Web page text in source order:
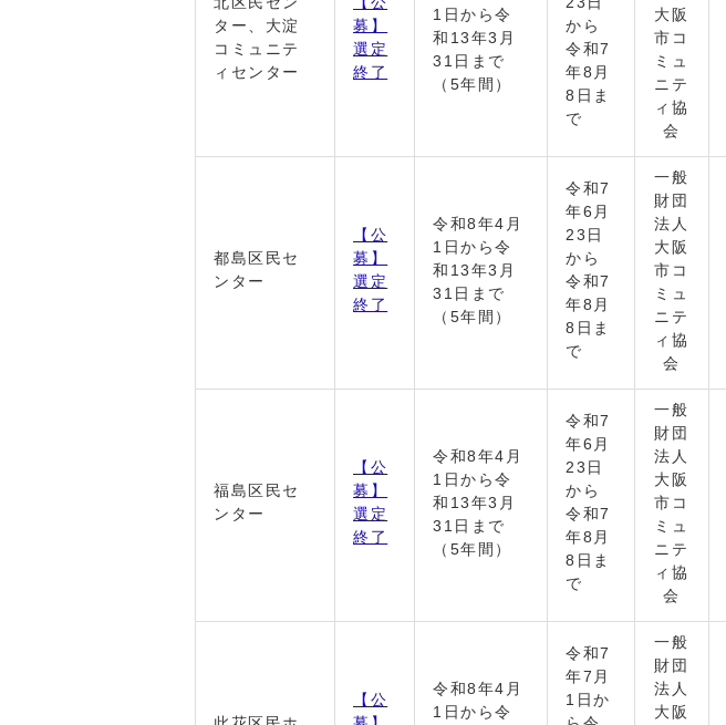
ター、大淀
コミュニテ
ィセンター
募】
選定
終了
1日から令
和13年3月
31日まで
（5年間）
から
令和7
年8月
8日ま
で
大阪
市コ
ミュ
ニテ
ィ協
会
都島区民セ
ンター
【公
募】
選定
終了
令和8年4月
1日から令
和13年3月
31日まで
（5年間）
令和7
年6月
23日
から
令和7
年8月
8日ま
で
一般
財団
法人
大阪
市コ
ミュ
ニテ
ィ協
会
福島区民セ
ンター
【公
募】
選定
終了
令和8年4月
1日から令
和13年3月
31日まで
（5年間）
令和7
年6月
23日
から
令和7
年8月
8日ま
で
一般
財団
法人
大阪
市コ
ミュ
ニテ
ィ協
会
【公
令和8年4月
1日から令
令和7
年7月
1日か
一般
財団
法人
大阪